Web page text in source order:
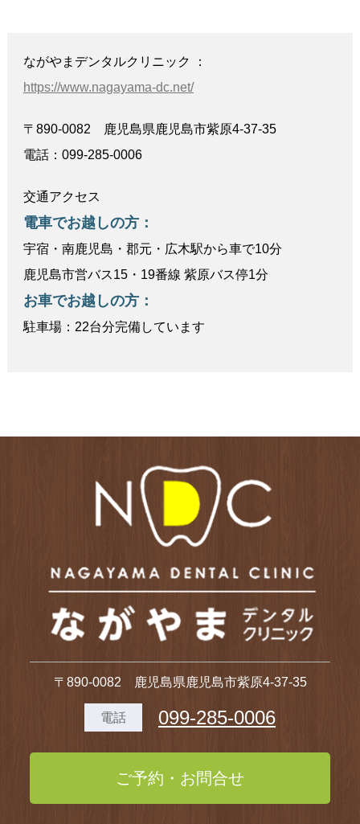
ながやまデンタルクリニック ：
https://www.nagayama-dc.net/
〒890-0082 鹿児島県鹿児島市紫原4-37-35
電話：099-285-0006
交通アクセス
電車でお越しの方：
宇宿・南鹿児島・郡元・広木駅から車で10分
鹿児島市営バス15・19番線 紫原バス停1分
お車でお越しの方：
駐車場：22台分完備しています
〒890-0082 鹿児島県鹿児島市紫原4-37-35
電話 099-285-0006
ご予約・お問合せ